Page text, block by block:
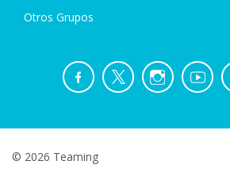
Otros Grupos
© 2026 Teaming